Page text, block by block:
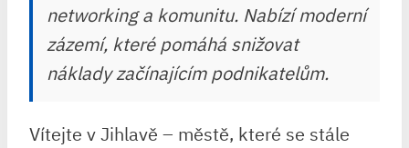
networking a komunitu. Nabízí moderní
zázemí, které pomáhá snižovat
náklady začínajícím podnikatelům.
Vítejte v Jihlavě – městě, které se stále